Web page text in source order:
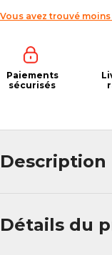
Vous avez trouvé
Paiements
sécurisés
Description
Détails du